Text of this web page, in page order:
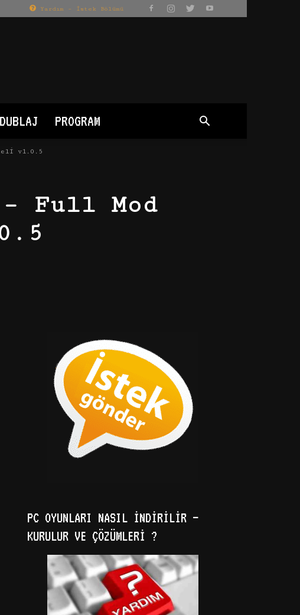
Yardım – İstek Bölümü
PROGRAM
v1.0.5
Full Mod
PC OYUNLARI NASIL İNDIRILIR –
KURULUR VE ÇÖZÜMLERI ?